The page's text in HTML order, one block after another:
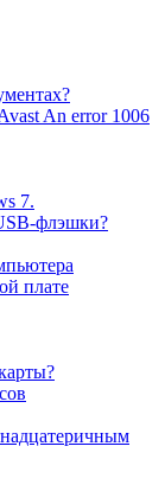
An error 1006
7.
флэшки?
плате